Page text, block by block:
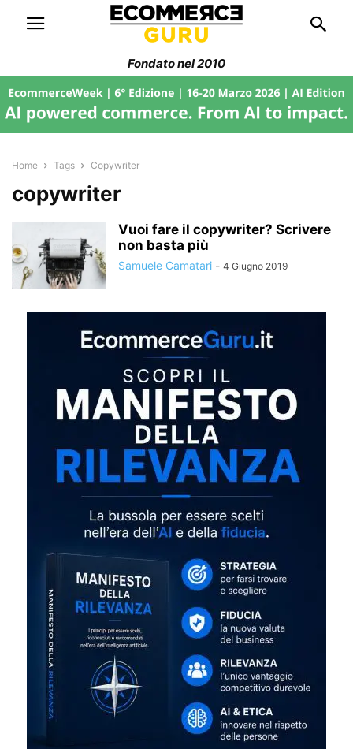
Fondato nel 2010
Home Tags Copywriter
copywriter
Vuoi fare il copywriter? Scrivere
non basta più
Samuele Camatari - 4 Giugno 2019